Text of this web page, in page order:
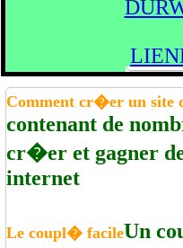
Comment cr�er un site
contenant de
cr�er et gagner
internet
Le coupl� facileUn